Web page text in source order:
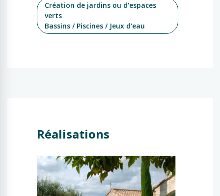
Création de jardins ou d'espaces
verts
Bassins / Piscines / Jeux d'eau
Réalisations